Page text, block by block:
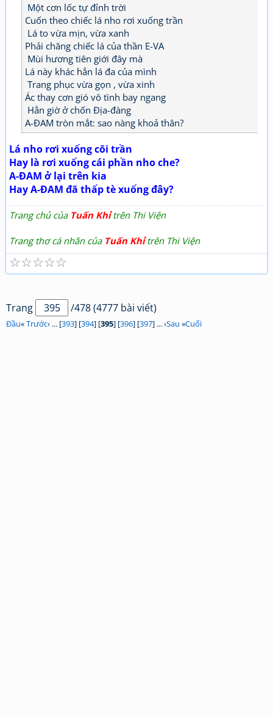
Một cơn lốc tự đỉnh trời
Cuốn theo chiếc lá nho rơi xuống trần
Lá to vừa mịn, vừa xanh
Phải chăng chiếc lá của thần E-VA
Mùi hương tiên giới đây mà
Lá này khác hẳn lá đa của mình
Trang phục vừa gọn , vừa xinh
Ác thay cơn gió vô tình bay ngang
Hẳn giờ ở chốn Địa-đàng
A-ĐAM tròn mắt: sao nàng khoả thân?
Lá nho rơi xuống cõi trần
Hay là rơi xuống cái phần nho che?
A-ĐAM ở lại trên kia
Hay A-ĐAM đã thấp tè xuống đây?
Trang chủ của Tuấn Khỉtrên Thi Viện
Trang thơ cá nhân của Tuấn Khỉtrên Thi Viện
☆
☆
☆
☆
☆
Trang /478 (4777 bài viết)
Đầu«Trước‹ ... [393] [394] [395] [396] [397] ... ›Sau »Cuối